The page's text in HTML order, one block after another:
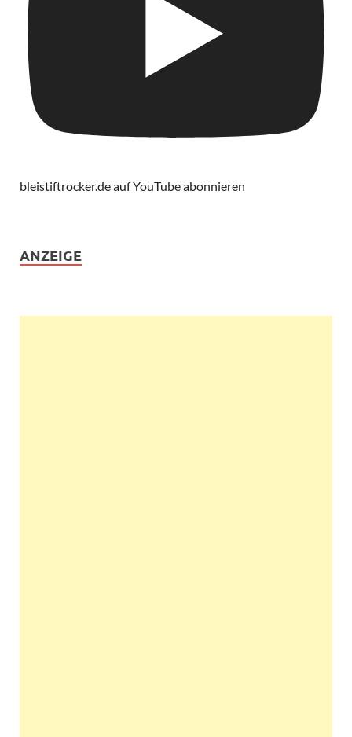
bleistiftrocker.de auf YouTube abonnieren
ANZEIGE